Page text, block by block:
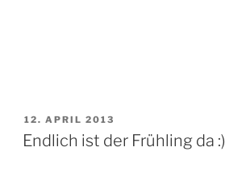
VERÖFFENTLICHT
AM
12. APRIL 2013
Endlich ist der Frühling da :)